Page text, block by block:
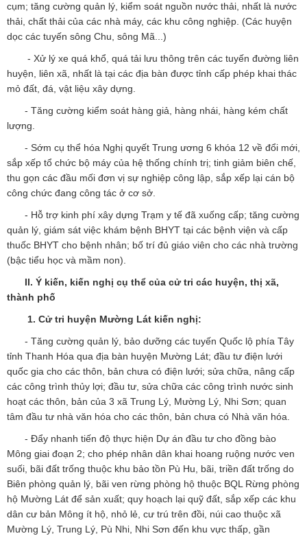
cụm; tăng cường quản lý, kiểm soát nguồn nước thải, nhất là nước
thải, chất thải của các nhà máy, các khu công nghiệp. (Các huyện
dọc các tuyến sông Chu, sông Mã...)
- Xử lý xe quá khổ, quá tải lưu thông trên các tuyến đường liên
huyện, liên xã, nhất là tại các địa bàn được tỉnh cấp phép khai thác
mỏ đất, đá, vật liệu xây dựng.
- Tăng cường kiểm soát hàng giả, hàng nhái, hàng kém chất
lượng.
- Sớm cụ thể hóa Nghị quyết Trung ương 6 khóa 12 về đổi mới,
sắp xếp tổ chức bộ máy của hệ thống chính trị; tinh giảm biên chế,
thu gọn các đầu mối đơn vị sự nghiệp công lập, sắp xếp lại cán bộ
công chức đang công tác ở cơ sở.
- Hỗ trợ kinh phí xây dựng Trạm y tế đã xuống cấp; tăng cường
quản lý, giám sát việc khám bệnh BHYT tại các bệnh viện và cấp
thuốc BHYT cho bệnh nhân; bố trí đủ giáo viên cho các nhà trường
(bậc tiểu học và mầm non).
II. Ý kiến, kiến nghị cụ thể của cử tri các huyện, thị xã,
thành phố
1. Cử tri huyện Mường Lát kiến nghị:
- Tăng cường quản lý, bảo dưỡng các tuyến Quốc lộ phía Tây
tỉnh Thanh Hóa qua địa bàn huyện Mường Lát; đầu tư điện lưới
quốc gia cho các thôn, bản chưa có điện lưới; sửa chữa, nâng cấp
các công trình thủy lợi; đầu tư, sửa chữa các công trình nước sinh
hoạt các thôn, bản của 3 xã Trung Lý, Mường Lý, Nhi Sơn; quan
tâm đầu tư nhà văn hóa cho các thôn, bản chưa có Nhà văn hóa.
- Đẩy nhanh tiến độ thực hiện Dự án đầu tư cho đồng bào
Mông giai đoạn 2; cho phép nhân dân khai hoang ruộng nước ven
suối, bãi đất trống thuộc khu bảo tồn Pù Hu, bãi, triền đất trống do
Biên phòng quản lý, bãi ven rừng phòng hộ thuộc BQL Rừng phòng
hộ Mường Lát để sản xuất; quy hoạch lại quỹ đất, sắp xếp các khu
dân cư bản Mông ít hộ, nhỏ lẻ, cư trú trên đồi, núi cao thuộc xã
Mường Lý, Trung Lý, Pù Nhi, Nhi Sơn đến khu vực thấp, gần